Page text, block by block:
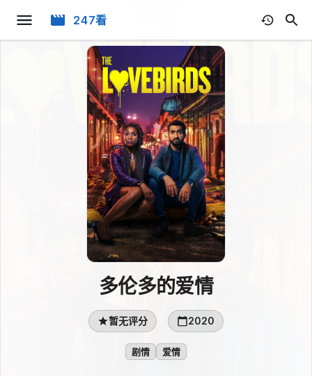
247看
多伦多的爱情
暂无评分 2020
剧情 爱情